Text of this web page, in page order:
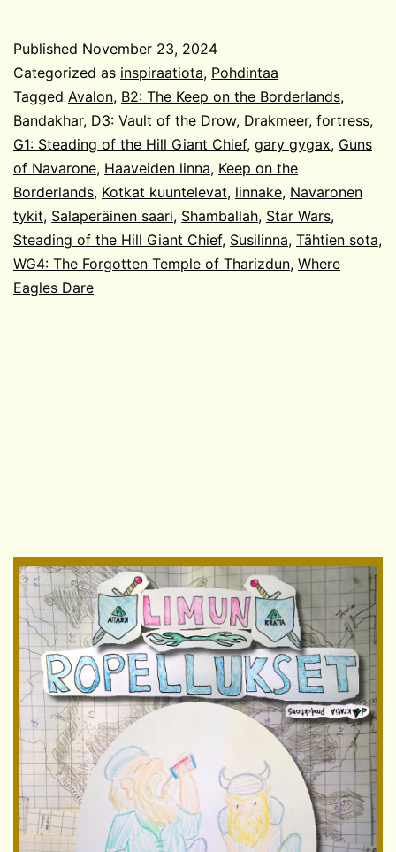
Published November 23, 2024
Categorized as inspiraatiota, Pohdintaa
Tagged Avalon, B2: The Keep on the Borderlands,
Bandakhar, D3: Vault of the Drow, Drakmeer, fortress,
G1: Steading of the Hill Giant Chief, gary gygax, Guns
of Navarone, Haaveiden linna, Keep on the
Borderlands, Kotkat kuuntelevat, linnake, Navaronen
tykit, Salaperäinen saari, Shamballah, Star Wars,
Steading of the Hill Giant Chief, Susilinna, Tähtien sota,
WG4: The Forgotten Temple of Tharizdun, Where
Eagles Dare